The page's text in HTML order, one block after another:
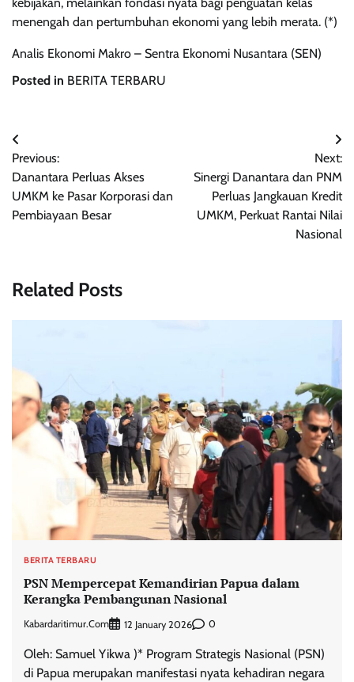
menengah dan pertumbuhan ekonomi yang lebih merata. (*)
Analis Ekonomi Makro – Sentra Ekonomi Nusantara (SEN)
Posted in BERITA TERBARU
Post
navigation
Previous:
Danantara Perluas Akses
UMKM ke Pasar Korporasi dan
Pembiayaan Besar
Next:
Sinergi Danantara dan PNM
Perluas Jangkauan Kredit
UMKM, Perkuat Rantai Nilai
Nasional
Related Posts
BERITA TERBARU
PSN Mempercepat Kemandirian Papua dalam
Kerangka Pembangunan Nasional
Kabardaritimur.com 12 January 2026 0
Oleh: Samuel Yikwa )* Program Strategis Nasional (PSN)
di Papua merupakan manifestasi nyata kehadiran negara